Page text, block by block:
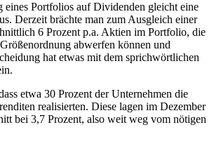
Portfolios auf Dividenden gleicht eine
Derzeit brächte man zum Ausgleich einer
6 Prozent p.a. Aktien im Portfolio, die
abwerfen können und
hat etwas mit dem sprichwörtlichen
etwa 30 Prozent der Unternehmen die
realisierten. Diese lagen im Dezember
bei 3,7 Prozent, also weit weg vom nötigen